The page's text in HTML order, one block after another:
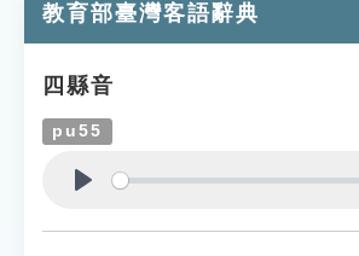
教育部臺灣客語辭典
四縣音
pu55